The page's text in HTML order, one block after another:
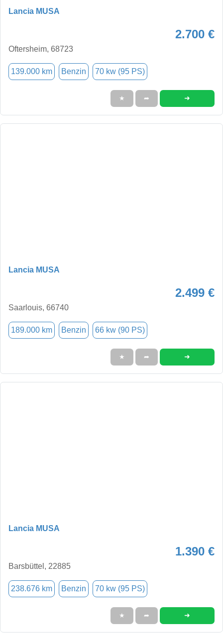
Lancia MUSA
2.700 €
Oftersheim, 68723
139.000 km Benzin 70 kw (95 PS)
★ ➦ ➜
Lancia MUSA
2.499 €
Saarlouis, 66740
189.000 km Benzin 66 kw (90 PS)
★ ➦ ➜
Lancia MUSA
1.390 €
Barsbüttel, 22885
238.676 km Benzin 70 kw (95 PS)
★ ➦ ➜